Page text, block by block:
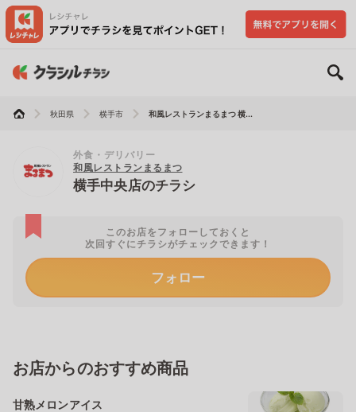
秋田県 横手市 和風レストランまるまつ 横...
外食・デリバリー
和風レストランまるまつ
横手中央店のチラシ
このお店をフォローしておくと
次回すぐにチラシがチェックできます！
フォロー
お店からのおすすめ商品
甘熟メロンアイス